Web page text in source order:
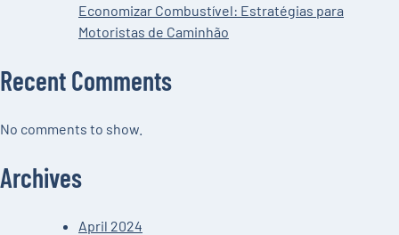
Economizar Combustível: Estratégias para
Motoristas de Caminhão
Recent Comments
No comments to show.
Archives
April 2024